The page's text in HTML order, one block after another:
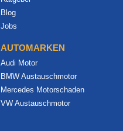
Blog
Jobs
AUTOMARKEN
Audi Motor
BMW Austauschmotor
Mercedes Motorschaden
VW Austauschmotor